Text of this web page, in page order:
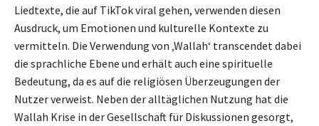
Liedtexte, die auf TikTok viral gehen, verwenden diesen
Ausdruck, um Emotionen und kulturelle Kontexte zu
vermitteln. Die Verwendung von ‚Wallah‘ transcendet dabei
die sprachliche Ebene und erhält auch eine spirituelle
Bedeutung, da es auf die religiösen Überzeugungen der
Nutzer verweist. Neben der alltäglichen Nutzung hat die
Wallah Krise in der Gesellschaft für Diskussionen gesorgt,